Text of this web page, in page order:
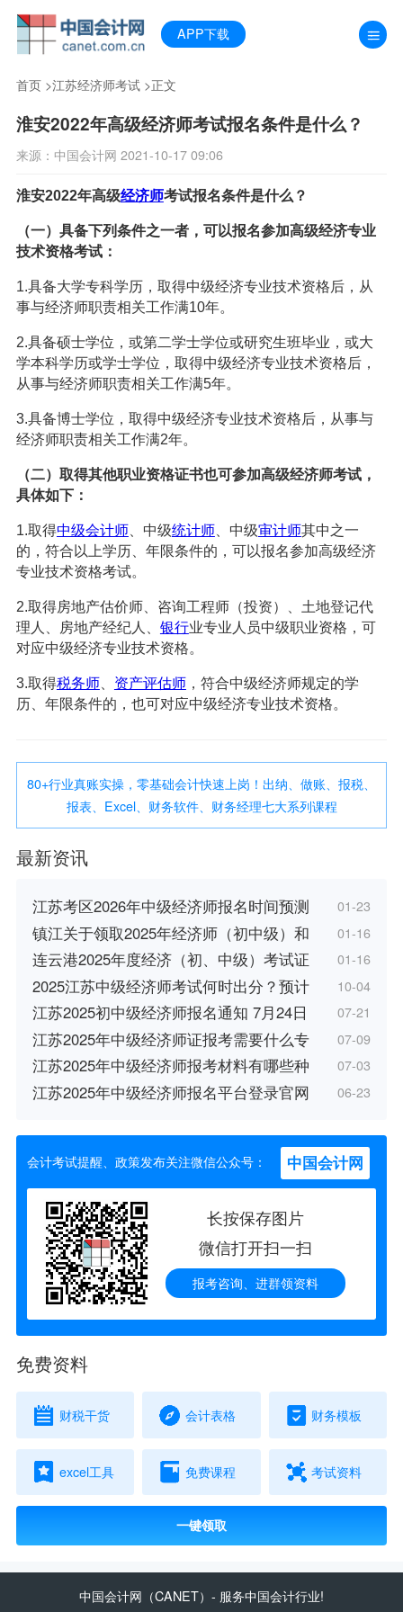
APP下载
首页>江苏经济师考试>正文
淮安2022年高级经济师考试报名条件是什么？
来源：中国会计网 2021-10-17 09:06
淮安2022年高级经济师考试报名条件是什么？
（一）具备下列条件之一者，可以报名参加高级经济专业
技术资格考试：
1.具备大学专科学历，取得中级经济专业技术资格后，从
事与经济师职责相关工作满10年。
2.具备硕士学位，或第二学士学位或研究生班毕业，或大
学本科学历或学士学位，取得中级经济专业技术资格后，
从事与经济师职责相关工作满5年。
3.具备博士学位，取得中级经济专业技术资格后，从事与
经济师职责相关工作满2年。
（二）取得其他职业资格证书也可参加高级经济师考试，
具体如下：
1.取得中级会计师、中级统计师、中级审计师其中之一
的，符合以上学历、年限条件的，可以报名参加高级经济
专业技术资格考试。
2.取得房地产估价师、咨询工程师（投资）、土地登记代
理人、房地产经纪人、 银行业专业人员中级职业资格，可
对应中级经济专业技术资格。
3.取得税务师、 资产评估师，符合中级经济师规定的学
历、年限条件的，也可对应中级经济专业技术资格。
80+行业真账实操，零基础会计快速上岗！出纳、做账、报税、
报表、Excel、财务软件、财务经理七大系列课程
最新资讯
江苏考区2026年中级经济师报名时间预测 01-23
镇江关于领取2025年经济师（初中级）和 01-16
连云港2025年度经济（初、中级）考试证 01-16
2025江苏中级经济师考试何时出分？预计 10-04
江苏2025初中级经济师报名通知 7月24日 07-21
江苏2025年中级经济师证报考需要什么专 07-09
江苏2025年中级经济师报考材料有哪些种 07-03
江苏2025年中级经济师报名平台登录官网 06-23
会计考试提醒、政策发布关注微信公众号： 中国会计网
长按保存图片
微信打开扫一扫
报考咨询、进群领资料
免费资料
财税干货 会计表格 财务模板
excel工具 免费课程 考试资料
一键领取
中国会计网 （CANET）- 服务中国会计行业!